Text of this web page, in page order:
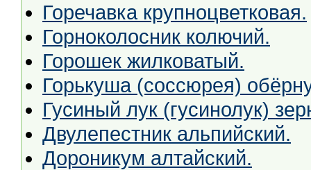
Горечавка крупноцветковая.
Горноколосник колючий.
Горошек жилковатый.
Горькуша (соссюрея)
Гусиный лук (гусинолук)
Двулепестник альпийский.
Дороникум алтайский.